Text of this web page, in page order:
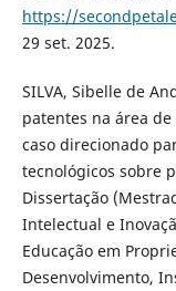
https://
29 set. 2025.
SILVA, Sibelle de
patentes na área
caso direcionado
tecnológicos sobre
Dissertação
Intelectual e
Educação em
Desenvolvimento,